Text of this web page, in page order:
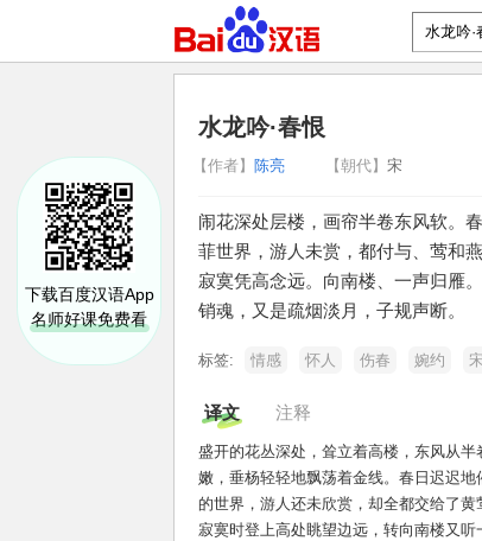
下载百度汉语App
名师好课免费看
水龙吟·春恨
【作者】 陈亮 【朝代】 宋
闹花深处层楼，画帘半卷东风软。
菲世界，游人未赏，都付与、莺和燕
寂寞凭高念远。向南楼、一声归雁
销魂，又是疏烟淡月，子规声断。
标签: 情感 怀人 伤春 婉约
译文 注释
盛开的花丛深处，耸立着高楼，东风从
嫩，垂杨轻轻地飘荡着金线。春日迟迟
的世界，游人还未欣赏，却全都交给了黄
寂寞时登上高处眺望边远，转向南楼又